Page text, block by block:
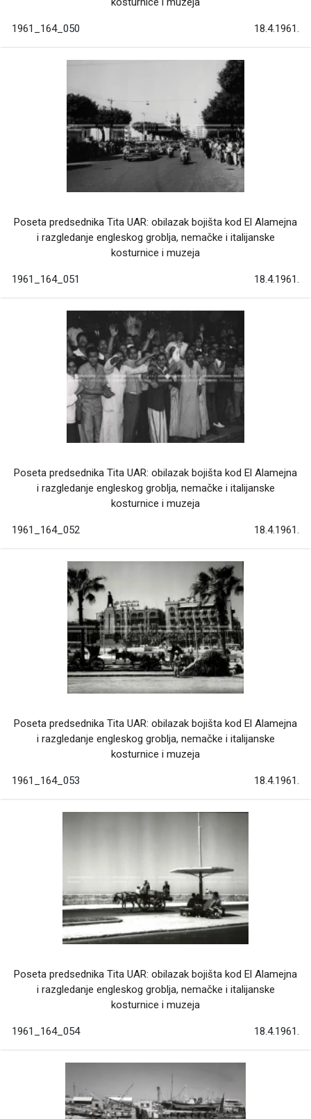
1961_164_050 18.4.1961.
Poseta predsednika Tita UAR: obilazak bojišta kod El Alamejna
i razgledanje engleskog groblja, nemačke i italijanske
kosturnice i muzeja
1961_164_051 18.4.1961.
Poseta predsednika Tita UAR: obilazak bojišta kod El Alamejna
i razgledanje engleskog groblja, nemačke i italijanske
kosturnice i muzeja
1961_164_052 18.4.1961.
Poseta predsednika Tita UAR: obilazak bojišta kod El Alamejna
i razgledanje engleskog groblja, nemačke i italijanske
kosturnice i muzeja
1961_164_053 18.4.1961.
Poseta predsednika Tita UAR: obilazak bojišta kod El Alamejna
i razgledanje engleskog groblja, nemačke i italijanske
kosturnice i muzeja
1961_164_054 18.4.1961.